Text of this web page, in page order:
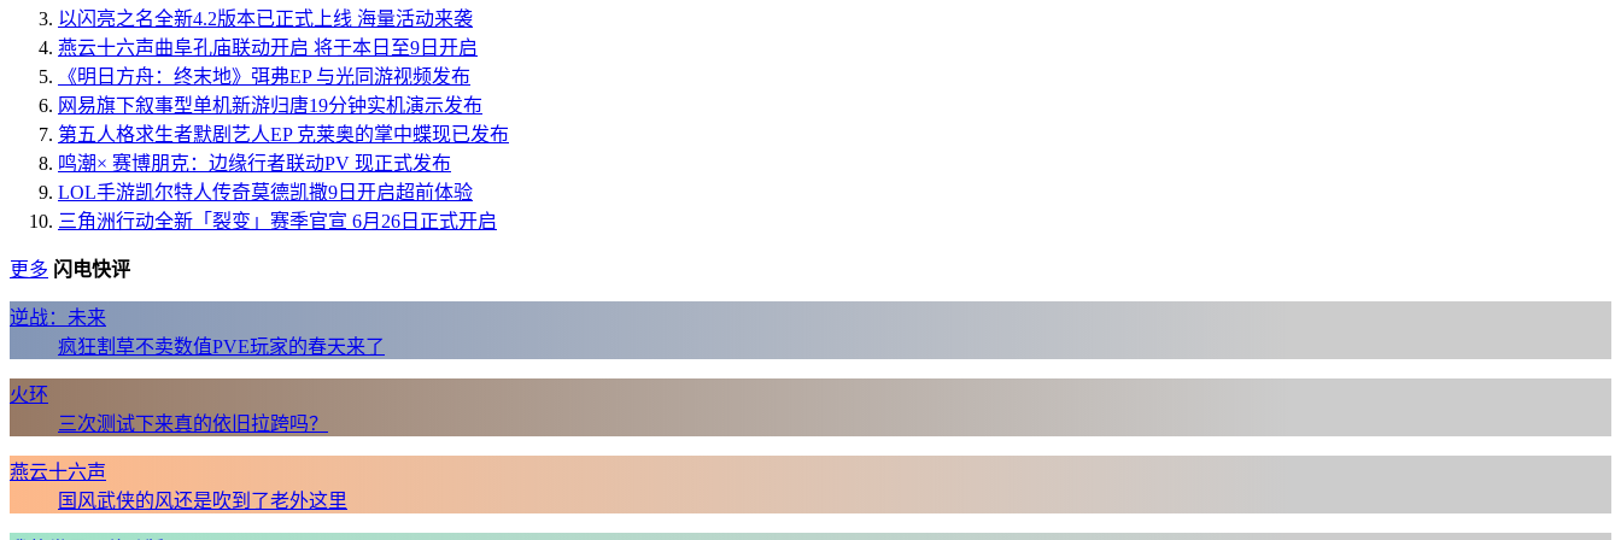
以闪亮之名全新4.2版本已正式上线 海量活动来袭
燕云十六声曲阜孔庙联动开启 将于本日至9日开启
《明日方舟：终末地》弭弗EP 与光同游视频发布
网易旗下叙事型单机新游归唐19分钟实机演示发布
第五人格求生者默剧艺人EP 克莱奥的掌中蝶现已发布
鸣潮× 赛博朋克：边缘行者联动PV 现正式发布
LOL手游凯尔特人传奇莫德凯撒9日开启超前体验
三角洲行动全新「裂变」赛季官宣 6月26日正式开启
更多 闪电快评
逆战：未来
疯狂割草不卖数值PVE玩家的春天来了
火环
三次测试下来真的依旧拉跨吗？
燕云十六声
国风武侠的风还是吹到了老外这里